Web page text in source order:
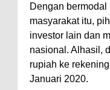
Dengan
masyarakat itu,
investor lain dan
nasional. Alhasil,
rupiah ke
Januari 2020.